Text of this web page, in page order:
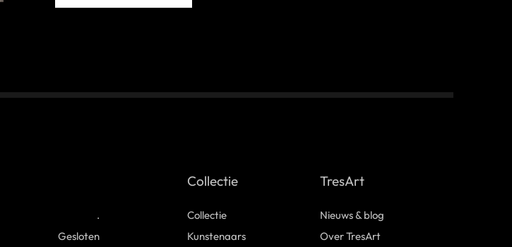
.
Gesloten
Collectie
Collectie
Kunstenaars
TresArt
Nieuws & blog
Over TresArt